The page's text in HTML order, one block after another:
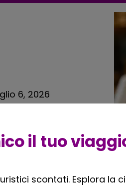
6, 2026
ma un uomo
e, a quanto
gelato, dove
oggi.
il tuo
scontati. Esplora la